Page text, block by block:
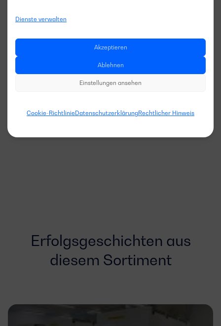
Dienste verwalten
Akzeptieren
Ablehnen
Einstellungen ansehen
Cookie-RichtlinieDatenschutzerklärungRechtlicher Hinweis
Erfolgsgeschichten aus
diesem Sortiment